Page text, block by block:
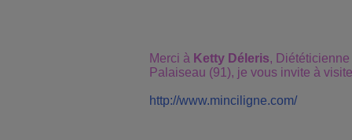
Merci à Ketty Déleris,
Palaiseau (91), je vous invite à
http://www.minciligne.com/